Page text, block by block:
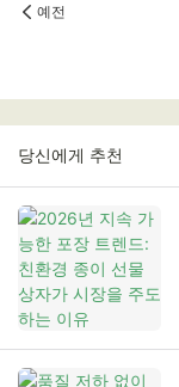
예전
당신에게 추천